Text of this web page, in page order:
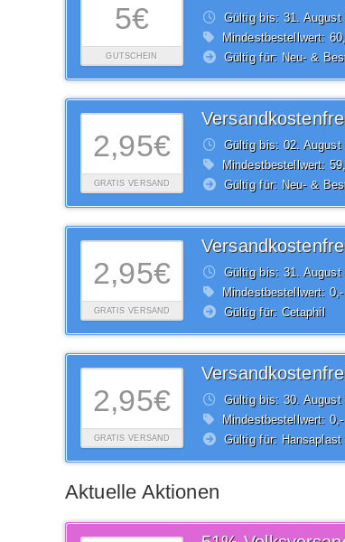
5€
GUTSCHEIN
Gültig bis: 31. August
Mindestbestellwert:
Gültig für: Neu- &
2,95€
GRATIS VERSAND
Gültig bis: 02. August
Mindestbestellwert:
Gültig für: Neu- &
2,95€
GRATIS VERSAND
Gültig bis: 31. August
Mindestbestellwert:
Gültig für: Cetaphil
2,95€
GRATIS VERSAND
Gültig bis: 30. August
Mindestbestellwert:
Gültig für: Hansaplast
Aktuelle Aktionen